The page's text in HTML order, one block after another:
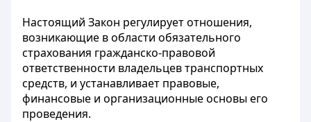
Настоящий Закон регулирует отношения,
возникающие в области обязательного
страхования гражданско-правовой
ответственности владельцев транспортных
средств, и устанавливает правовые,
финансовые и организационные основы его
проведения.